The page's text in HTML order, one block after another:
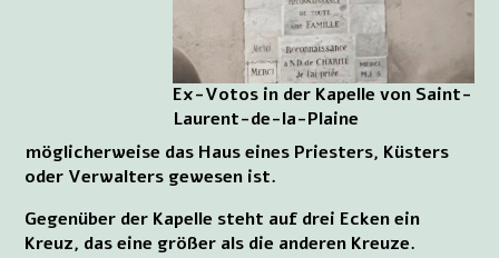
Ex-Votos in der Kapelle von Saint-
Laurent-de-la-Plaine
möglicherweise das Haus eines Priesters, Küsters
oder Verwalters gewesen ist.
Gegenüber der Kapelle steht auf drei Ecken ein
Kreuz, das eine größer als die anderen Kreuze.